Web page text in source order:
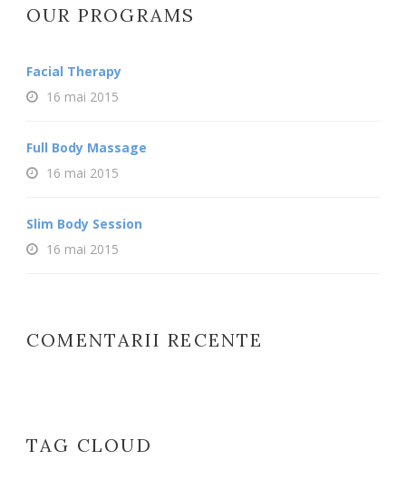
OUR PROGRAMS
Facial Therapy
16 mai 2015
Full Body Massage
16 mai 2015
Slim Body Session
16 mai 2015
COMENTARII RECENTE
TAG CLOUD